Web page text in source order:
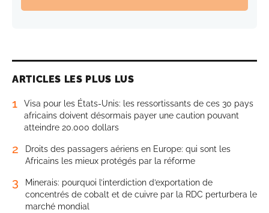
ARTICLES LES PLUS LUS
1
Visa pour les États-Unis: les ressortissants de ces 30 pays
africains doivent désormais payer une caution pouvant
atteindre 20.000 dollars
2
Droits des passagers aériens en Europe: qui sont les
Africains les mieux protégés par la réforme
3
Minerais: pourquoi l’interdiction d’exportation de
concentrés de cobalt et de cuivre par la RDC perturbera le
marché mondial